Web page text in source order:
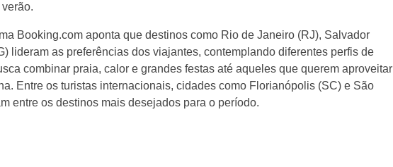
Booking.com aponta que destinos como Rio de Janeiro (RJ), Salvador
lideram as preferências dos viajantes, contemplando diferentes perfis de
combinar praia, calor e grandes festas até aqueles que querem aproveitar
Entre os turistas internacionais, cidades como Florianópolis (SC) e São
entre os destinos mais desejados para o período.